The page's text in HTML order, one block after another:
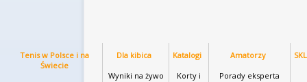
Tenis w Polsce i na
Świecie
Dla kibica
Wyniki na żywo
Katalogi
Korty i
Amatorzy
Porady eksperta